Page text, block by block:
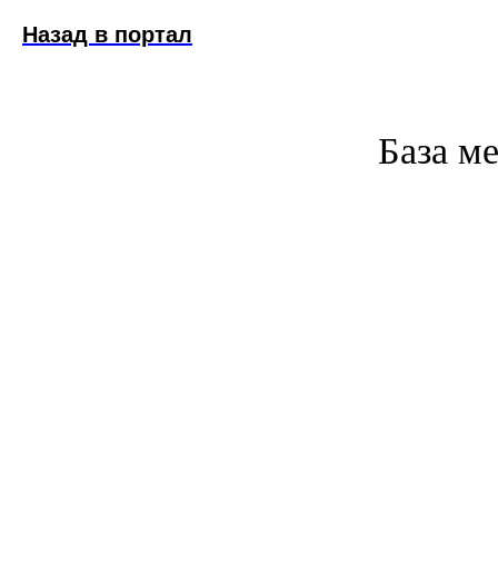
Назад в портал
База